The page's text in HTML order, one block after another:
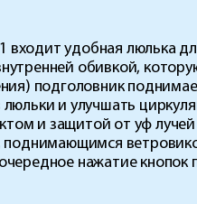
входит удобная люлька
обивкой,
подголовник
люльки и улучшать
и защитой от уф
нажатие кнопок